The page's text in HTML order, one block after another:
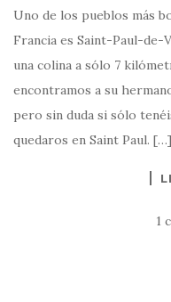
Uno de los pueblos más
Francia es Saint-Paul-de-
una colina a sólo 7
encontramos a su
pero sin duda si sólo
quedaros en Saint Paul. […]
1